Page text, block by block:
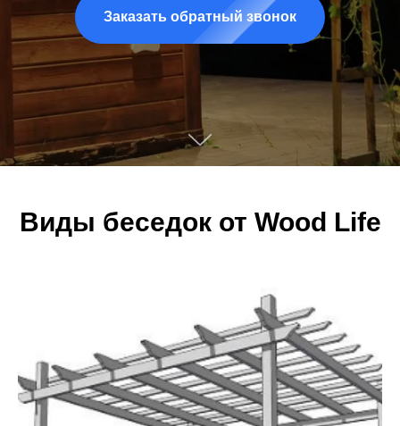
Заказать обратный звонок
Виды беседок от Wood Life